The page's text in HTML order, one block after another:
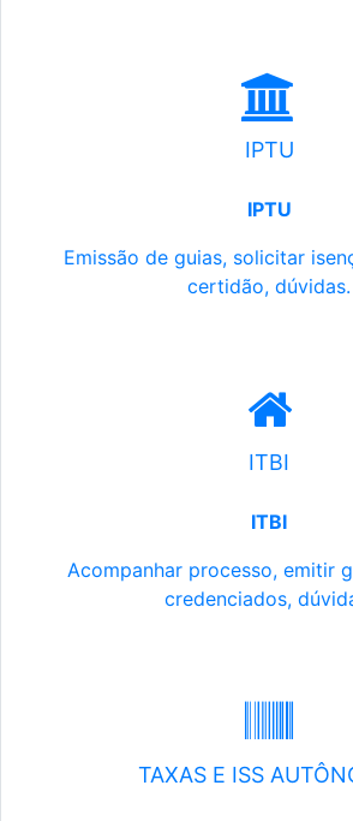
IPTU
IPTU
Emissão de guias, solicitar
certidão, dúvidas.
ITBI
ITBI
Acompanhar processo, emitir
credenciados,
TAXAS E ISS